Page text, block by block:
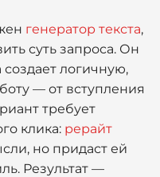
генератор текста,
суть запроса. Он
логичную,
— от вступления
требует
клика: рерайт
но придаст ей
Результат —